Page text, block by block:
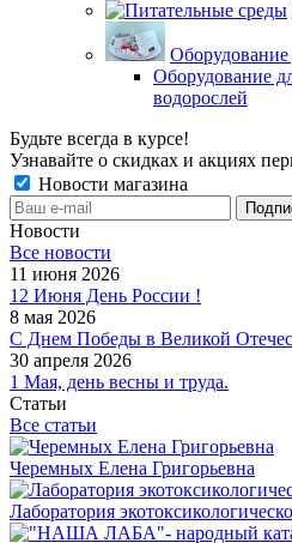
Оборудование
Оборудование
водорослей
Будьте всегда в курсе!
Узнавайте о скидках и акциях
Новости магазина
Новости
Все новости
11 июня 2026
12 Июня День России !
8 мая 2026
С Днем Победы в Великой
30 апреля 2026
1 Мая, день весны и труда.
Статьи
Все статьи
Черемных Елена Григорьевна
Лаборатория